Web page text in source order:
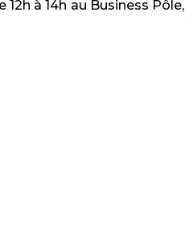
à 14h au Business Pôle,